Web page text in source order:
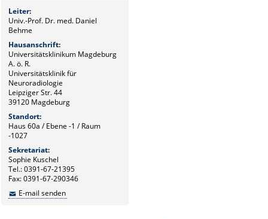
Leiter:
Univ.-Prof. Dr. med. Daniel
Behme
Hausanschrift:
Universitätsklinikum Magdeburg
A. ö. R.
Universitätsklinik für
Neuroradiologie
Leipziger Str. 44
39120 Magdeburg
Standort:
Haus 60a / Ebene -1 / Raum
-1027
Sekretariat:
Sophie Kuschel
Tel.: 0391-67-21395
Fax: 0391-67-290346
E-mail senden